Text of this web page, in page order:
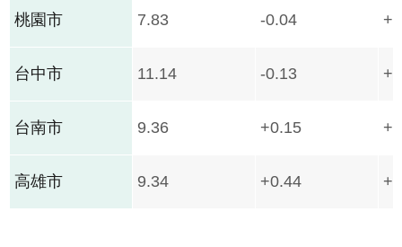
桃園市 7.83 -0.04
台中市 11.14 -0.13
台南市 9.36 +0.15
高雄市 9.34 +0.44